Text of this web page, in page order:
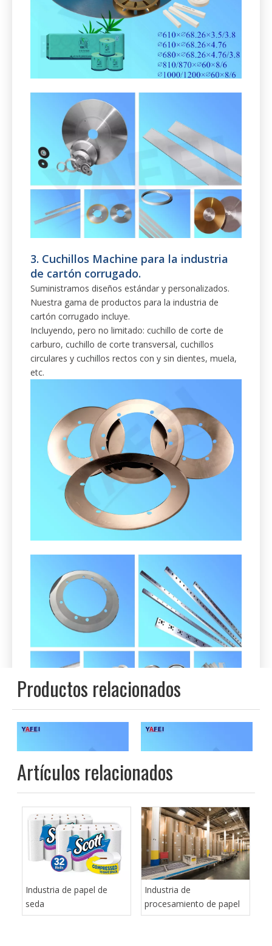
Los cuchillos de Yafei suministran una amplia gama
de cuchillas de puntuación, cizallamiento y
cortadoras para satisfacer las necesidades del papel,
el tejido, la junta y las industrias de papel fino.
Incluyendo, pero no limitado: hojas de sierra de
troncos, ruedas de molienda CBN, cuchillas de
perforación y anvil, cuchillos de pañuelo, cuchillos de
empaque, knis de servilletas, cuchillo de corte